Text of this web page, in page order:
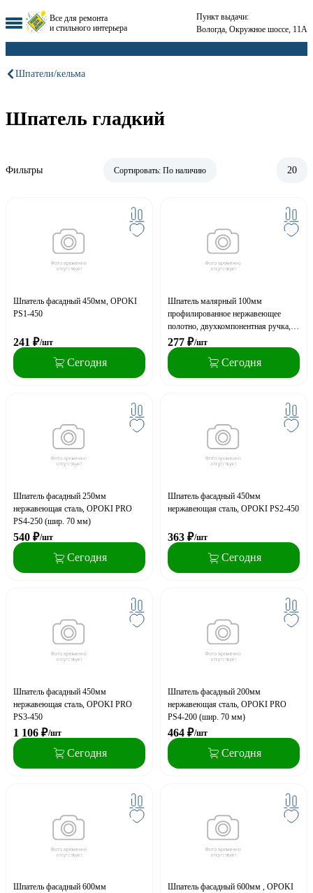
Все для ремонта
и стильного интерьера
Пункт выдачи:
Вологда, Окружное шоссе, 11А
Шпатели/кельма
Шпатель гладкий
Фильтры Сортировать: По наличию 20
Шпатель фасадный 450мм, OPOKI
PS1-450
241 ₽/шт
Сегодня
Шпатель малярный 100мм
профилированное нержавеющее
полотно, двухкомпонентная ручка,
ЗУБР "ПРОФЕССИОНАЛ"
277 ₽/шт
Сегодня
Шпатель фасадный 250мм
нержавеющая сталь, OPOKI PRO
PS4-250 (шир. 70 мм)
540 ₽/шт
Сегодня
Шпатель фасадный 450мм
нержавеющая сталь, OPOKI PS2-450
363 ₽/шт
Сегодня
Шпатель фасадный 450мм
нержавеющая сталь, OPOKI PRO
PS3-450
1 106 ₽/шт
Сегодня
Шпатель фасадный 200мм
нержавеющая сталь, OPOKI PRO
PS4-200 (шир. 70 мм)
464 ₽/шт
Сегодня
Шпатель фасадный 600мм
Шпатель фасадный 600мм , OPOKI